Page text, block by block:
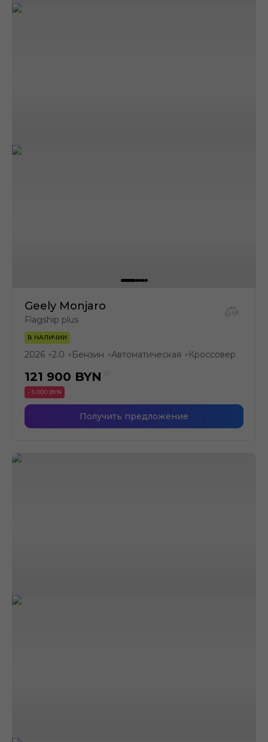
Geely Monjaro
Flagship plus
В НАЛИЧИИ
2026 ●2.0 ● Бензин ●Автоматическая ● Кроссовер
121 900 BYN
- 5 000 BYN
Получить предложение